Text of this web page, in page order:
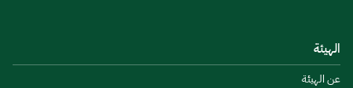
الهيئة
عن الهيئة